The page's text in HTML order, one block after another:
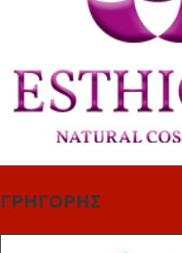
ΓΡΗΓΟΡΗΣ